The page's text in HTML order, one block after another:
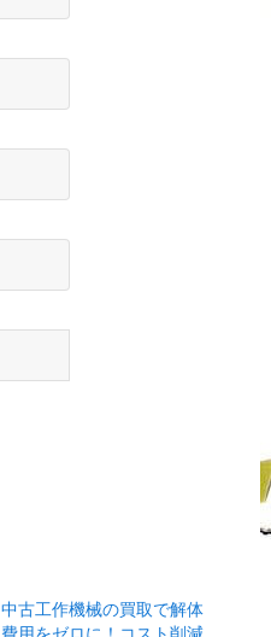
中古工作機械の買取で解体